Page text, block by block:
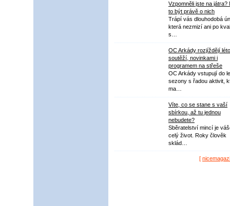
Vzpomněli jste na játra?
to být právě o nich
Trápí vás dlouhodobá
která nezmizí ani po
s…
OC Arkády rozjíždějí léto
soutěží, novinkami i
programem na střeše
OC Arkády vstupují do
sezony s řadou aktivit,
ma…
Víte, co se stane s vaší
sbírkou, až tu jednou
nebudete?
Sběratelství mincí je
celý život. Roky člověk
sklád…
[